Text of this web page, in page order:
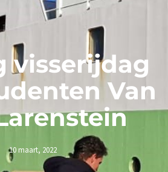
visserijdag
Van
10 maart, 2022